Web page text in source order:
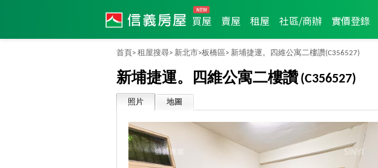
買屋 賣屋 租屋 社區/商辦 實價登錄
首頁> 租屋搜尋> 新北市>板橋區> 新埔捷運。四維公寓二樓讚(C356527)
新埔捷運。四維公寓二樓讚 (C356527)
照片 地圖